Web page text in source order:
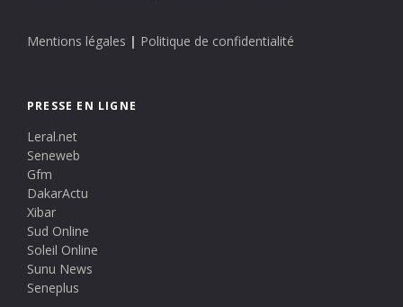
Mentions légales | Politique de confidentialité
PRESSE EN LIGNE
Leral.net
Seneweb
Gfm
DakarActu
Xibar
Sud Online
Soleil Online
Sunu News
Seneplus